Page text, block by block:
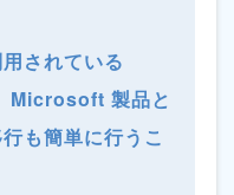
されている
Microsoft 製品と
も簡単に行うこ